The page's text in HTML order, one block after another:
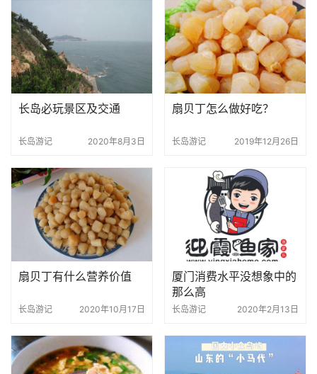
长岛必玩景区及交通
长岛游记 2020年8月3日
扇贝丁怎么做好吃？
长岛游记 2019年12月26日
扇贝丁有什么营养价值
长岛游记 2020年10月17日
厦门消费水平没想象中的
那么高
长岛游记 2020年2月13日